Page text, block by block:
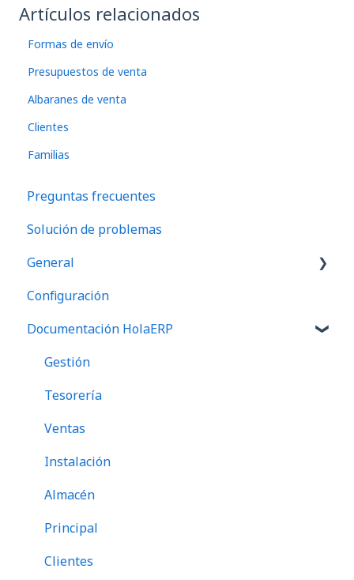
Artículos relacionados
Formas de envío
Presupuestos de venta
Albaranes de venta
Clientes
Familias
Preguntas frecuentes
Solución de problemas
General
Preguntas frecuentes
Configuración
Documentación HolaERP
Gestión
Tesorería
Ventas
Instalación
Almacén
Principal
Clientes